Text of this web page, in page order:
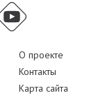
О проекте
Контакты
Карта сайта